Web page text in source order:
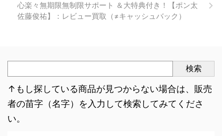
心楽々無期限無制限サポート ＆大特典付き！【ポン太
佐藤俊祐】：レビュー買取（≠キャッシュバック）
検索
↑もし探している商品が見つからない場合は、販売
者の苗字（名字）を入力して検索してみてくださ
い。